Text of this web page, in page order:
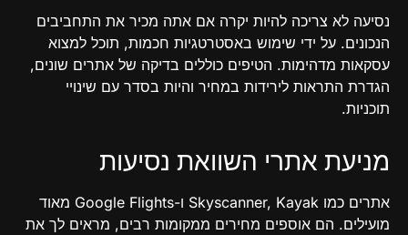
נסיעה לא צריכה להיות יקרה אם אתה מכיר את התחביבים
הנכונים. על ידי שימוש באסטרטגיות חכמות, תוכל למצוא
עסקאות מדהימות. הטיפים כוללים בדיקה של אתרים שונים,
הגדרת התראות לירידות במחיר והיות בסדר עם שינויי
תוכניות.
מניעת אתרי השוואת נסיעות
אתרים כמו Skyscanner, Kayak ו-Google Flights מאוד
מועילים. הם אוספים מחירים ממקומות רבים, מראים לך את